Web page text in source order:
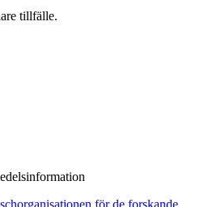
tillfälle.
för de forskande